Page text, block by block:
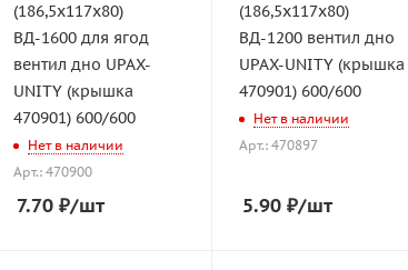
(186,5х117х80)
ВД-1600 для ягод
вентил дно UPAX-
UNITY (крышка
470901) 600/600
Нет в наличии
Арт.: 470900
7.70 ₽/шт
(186,5х117х80)
ВД-1200 вентил дно
UPAX-UNITY (крышка
470901) 600/600
Нет в наличии
Арт.: 470897
5.90₽/шт